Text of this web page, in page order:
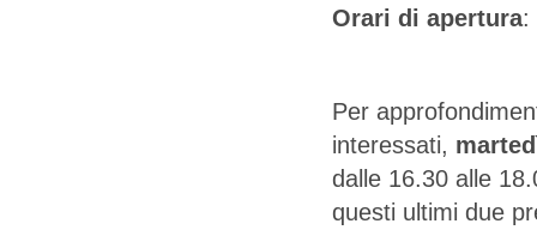
Orari di apertura:
Per
interessati,
dalle 16.30 alle
questi ultimi due